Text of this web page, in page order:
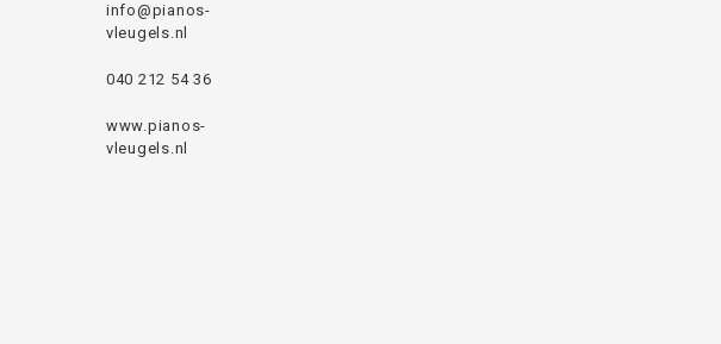
info@pianos-
vleugels.nl
040 212 54 36
www.pianos-
vleugels.nl